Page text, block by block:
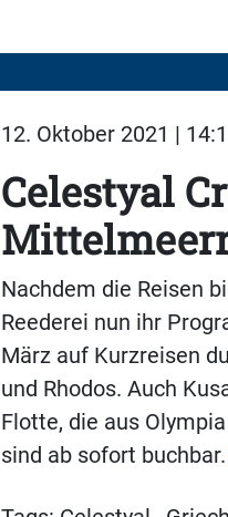
12. Oktober 2021 |
Celestyal
Nachdem die Reisen
Reederei nun ihr
März auf Kurzreisen
und Rhodos. Auch
Flotte, die aus
sind ab sofort buchbar.